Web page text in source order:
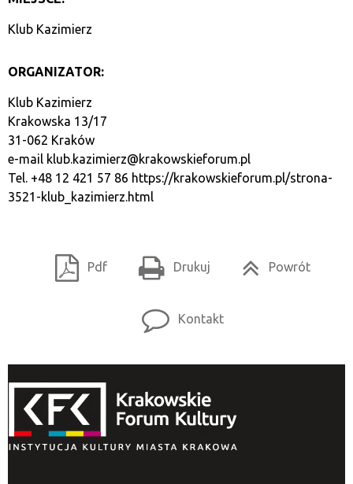
Klub Kazimierz
ORGANIZATOR:
Klub Kazimierz
Krakowska 13/17
31-062 Kraków
e-mail klub.kazimierz@krakowskieforum.pl
Tel. +48 12 421 57 86 https://krakowskieforum.pl/strona-
3521-klub_kazimierz.html
Pdf Drukuj Powrót
Kontakt